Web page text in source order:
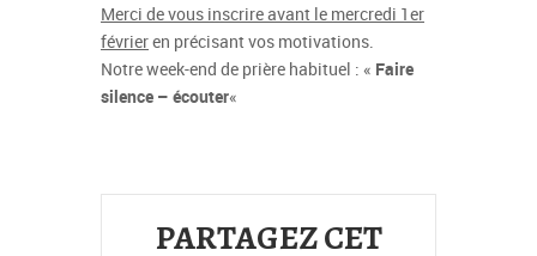
Merci de vous inscrire avant le mercredi 1er
févrieren précisant vos motivations.
Notre week-end de prière habituel : « Faire
silence – écouter«
PARTAGEZ CET